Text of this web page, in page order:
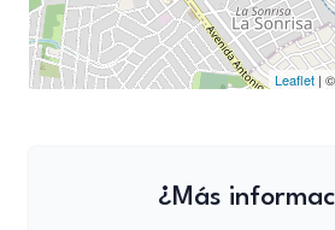
Leaflet | ©
¿Más